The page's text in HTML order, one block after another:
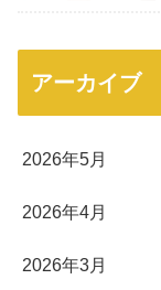
アーカイブ
2026年5月
2026年4月
2026年3月